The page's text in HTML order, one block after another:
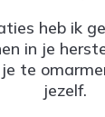
heb ik
in je
te
jezelf.